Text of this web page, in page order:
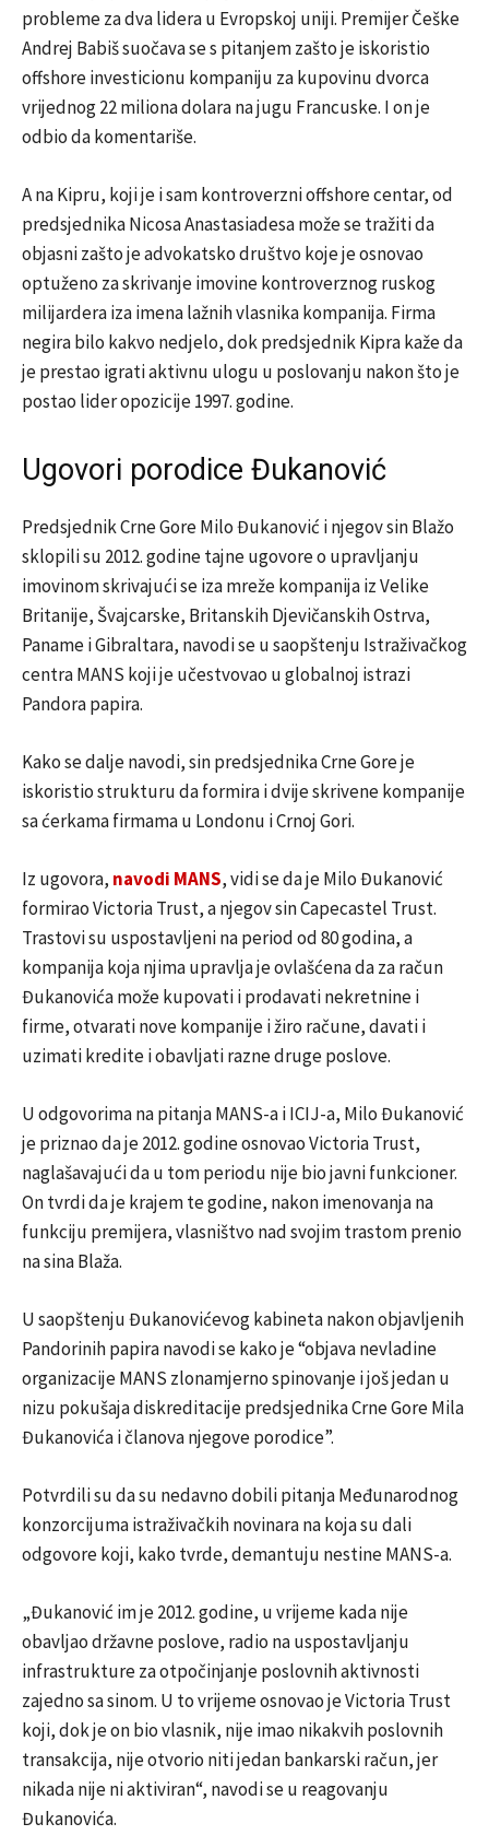
probleme za dva lidera u Evropskoj uniji. Premijer Češke
Andrej Babiš suočava se s pitanjem zašto je iskoristio
offshore investicionu kompaniju za kupovinu dvorca
vrijednog 22 miliona dolara na jugu Francuske. I on je
odbio da komentariše.
A na Kipru, koji je i sam kontroverzni offshore centar, od
predsjednika Nicosa Anastasiadesa može se tražiti da
objasni zašto je advokatsko društvo koje je osnovao
optuženo za skrivanje imovine kontroverznog ruskog
milijardera iza imena lažnih vlasnika kompanija. Firma
negira bilo kakvo nedjelo, dok predsjednik Kipra kaže da
je prestao igrati aktivnu ulogu u poslovanju nakon što je
postao lider opozicije 1997. godine.
Ugovori porodice Đukanović
Predsjednik Crne Gore Milo Đukanović i njegov sin Blažo
sklopili su 2012. godine tajne ugovore o upravljanju
imovinom skrivajući se iza mreže kompanija iz Velike
Britanije, Švajcarske, Britanskih Djevičanskih Ostrva,
Paname i Gibraltara, navodi se u saopštenju Istraživačkog
centra MANS koji je učestvovao u globalnoj istrazi
Pandora papira.
Kako se dalje navodi, sin predsjednika Crne Gore je
iskoristio strukturu da formira i dvije skrivene kompanije
sa ćerkama firmama u Londonu i Crnoj Gori.
Iz ugovora, navodi MANS, vidi se da je Milo Đukanović
formirao Victoria Trust, a njegov sinCapecastel Trust.
Trastovi su uspostavljeni na period od 80 godina, a
kompanija koja njima upravlja je ovlašćena da za račun
Đukanovića može kupovati i prodavati nekretnine i
firme, otvarati nove kompanije i žiro račune, davati i
uzimati kredite i obavljati razne druge poslove.
U odgovorima na pitanja MANS-a i ICIJ-a, Milo Đukanović
je priznao da je 2012. godine osnovao Victoria Trust,
naglašavajući da u tom periodu nije bio javni funkcioner.
On tvrdi da je krajem te godine, nakon imenovanja na
funkciju premijera, vlasništvo nad svojim trastom prenio
na sina Blaža.
U saopštenju Đukanovićevog kabineta nakon objavljenih
Pandorinih papira navodi se kako je “objava nevladine
organizacije MANS zlonamjerno spinovanje i još jedan u
nizu pokušaja diskreditacije predsjednika Crne Gore Mila
Đukanovića i članova njegove porodice”.
Potvrdili su da su nedavno dobili pitanja Međunarodnog
konzorcijuma istraživačkih novinara na koja su dali
odgovore koji, kako tvrde, demantuju nestine MANS-a.
„Đukanović im je 2012. godine, u vrijeme kada nije
obavljao državne poslove, radio na uspostavljanju
infrastrukture za otpočinjanje poslovnih aktivnosti
zajedno sa sinom. U to vrijeme osnovao je Victoria Trust
koji, dok je on bio vlasnik, nije imao nikakvih poslovnih
transakcija, nije otvorio niti jedan bankarski račun, jer
nikada nije ni aktiviran“, navodi se u reagovanju
Đukanovića.